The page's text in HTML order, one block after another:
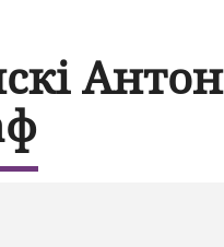
Антон